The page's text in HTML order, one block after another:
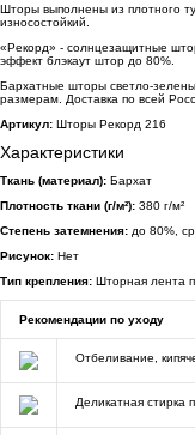
Шторы выполнены из плотного
износостойкий.
«Рекорд» - солнцезащитные
эффект блэкаут штор до 80%.
Бархатные шторы светло-
размерам. Доставка по всей
Артикул: Шторы Рекорд 216
Характеристики
Ткань (материал): Бархат
Плотность ткани (г/м²): 380 г/м²
Степень затемнения: до 80%,
Рисунок: Нет
Тип крепления: Шторная лента
Рекомендации по уходу
Отбеливание,
Деликатная стирка